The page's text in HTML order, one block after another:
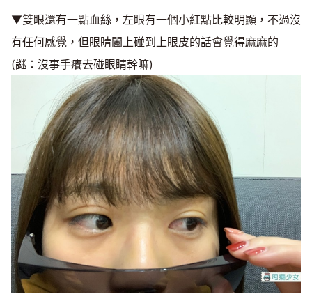
▼雙眼還有一點血絲，左眼有一個小紅點比較明顯，不過沒
有任何感覺，但眼睛闔上碰到上眼皮的話會覺得麻麻的
(謎：沒事手癢去碰眼睛幹嘛)